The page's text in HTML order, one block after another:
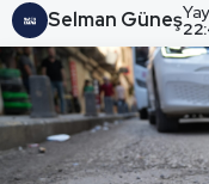
Selman Güneş